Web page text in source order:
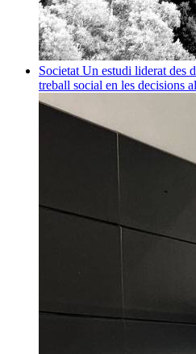
Societat Un estudi liderat des
treball social en les decisions